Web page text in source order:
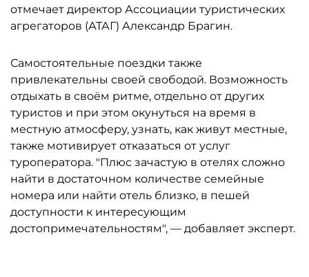
отмечает директор Ассоциации туристических
агрегаторов (АТАГ) Александр Брагин.
Самостоятельные поездки также
привлекательны своей свободой. Возможность
отдыхать в своём ритме, отдельно от других
туристов и при этом окунуться на время в
местную атмосферу, узнать, как живут местные,
также мотивирует отказаться от услуг
туроператора. "Плюс зачастую в отелях сложно
найти в достаточном количестве семейные
номера или найти отель близко, в пешей
доступности к интересующим
достопримечательностям", — добавляет эксперт.